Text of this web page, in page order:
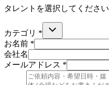
タレントを選択してください
カテゴリ *
お名前 *
会社名
メールアドレス *